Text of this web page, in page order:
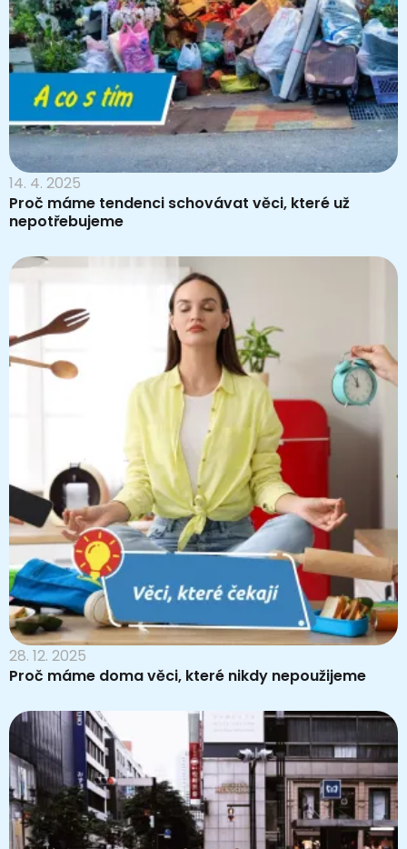
14. 4. 2025
Proč máme tendenci schovávat věci, které už
nepotřebujeme
28. 12. 2025
Proč máme doma věci, které nikdy nepoužijeme